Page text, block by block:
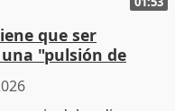
que ser
"pulsión de